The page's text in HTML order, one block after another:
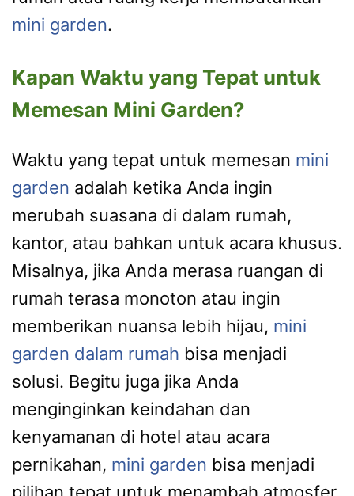
mini garden.
Kapan Waktu yang Tepat untuk
Memesan Mini Garden?
Waktu yang tepat untuk memesan mini
garden adalah ketika Anda ingin
merubah suasana di dalam rumah,
kantor, atau bahkan untuk acara khusus.
Misalnya, jika Anda merasa ruangan di
rumah terasa monoton atau ingin
memberikan nuansa lebih hijau, mini
garden dalam rumah bisa menjadi
solusi. Begitu juga jika Anda
menginginkan keindahan dan
kenyamanan di hotel atau acara
pernikahan, mini garden bisa menjadi
pilihan tepat untuk menambah atmosfer